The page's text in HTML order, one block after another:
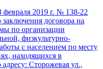
2019 г. № 138-22
заключения договора на
по организации
физкультурно-
с населением по месту
находящихся в
Сторожевая ул.,